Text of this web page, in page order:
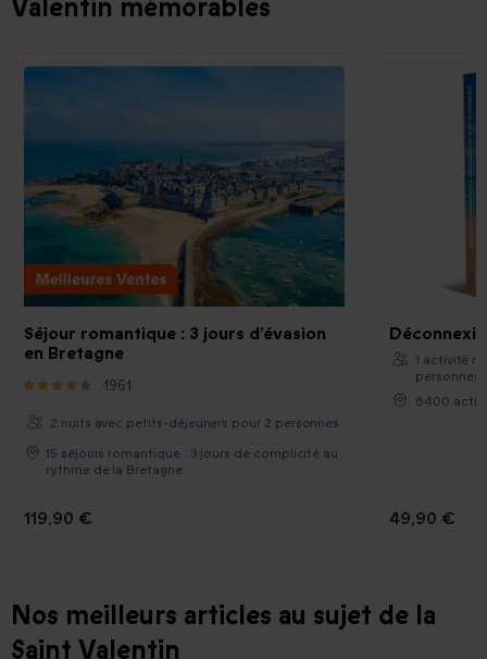
Valentin mémorables
Séjour romantique : 3 jours d’évasion
en Bretagne
1961
2 nuits avec petits-déjeuners pour 2 personnes
15 séjours romantique : 3 jours de complicité au
rythme de la Bretagne
119,90 €
1 activité
personnes
6400
49,90 €
Nos meilleurs articles au sujet de la
Saint Valentin